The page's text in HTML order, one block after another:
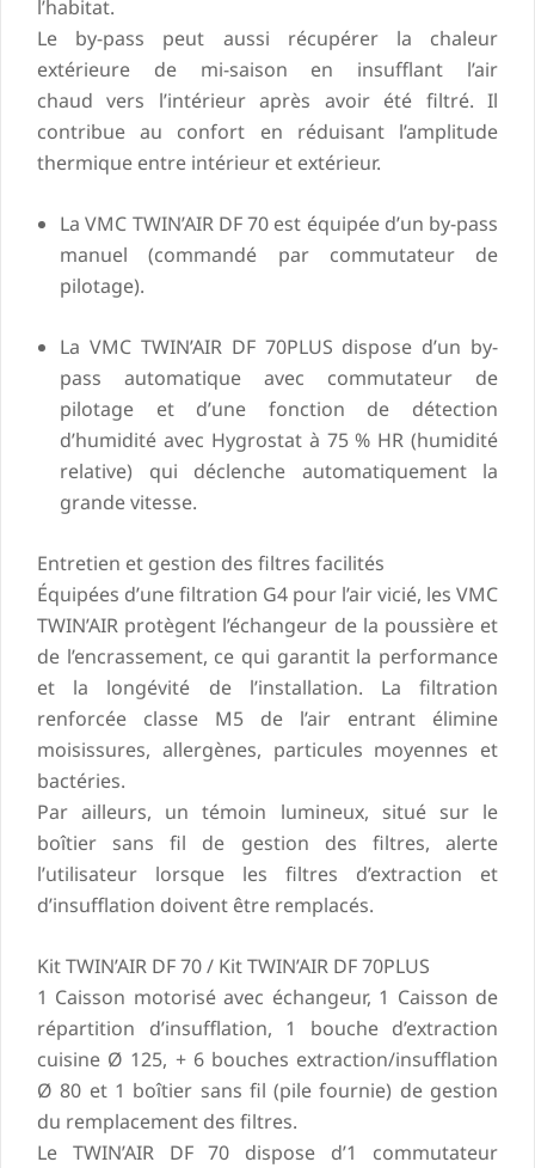
l’habitat.
Le by-pass peut aussi récupérer la chaleur
extérieure de mi-saison en insufflant l’air
chaud vers l’intérieur après avoir été filtré. Il
contribue au confort en réduisant l’amplitude
thermique entre intérieur et extérieur.
La VMC TWIN’AIR DF 70 est équipée d’un by-pass
manuel (commandé par commutateur de
pilotage).
La VMC TWIN’AIR DF 70PLUS dispose d’un by-
pass automatique avec commutateur de
pilotage et d’une fonction de détection
d’humidité avec Hygrostat à 75 % HR (humidité
relative) qui déclenche automatiquement la
grande vitesse.
Entretien et gestion des filtres facilités
Équipées d’une filtration G4 pour l’air vicié, les VMC
TWIN’AIR protègent l’échangeur de la poussière et
de l’encrassement, ce qui garantit la performance
et la longévité de l’installation. La filtration
renforcée classe M5 de l’air entrant élimine
moisissures, allergènes, particules moyennes et
bactéries.
Par ailleurs, un témoin lumineux, situé sur le
boîtier sans fil de gestion des filtres, alerte
l’utilisateur lorsque les filtres d’extraction et
d’insufflation doivent être remplacés.
Kit TWIN’AIR DF 70 / Kit TWIN’AIR DF 70PLUS
1 Caisson motorisé avec échangeur, 1 Caisson de
répartition d’insufflation, 1 bouche d’extraction
cuisine Ø 125, + 6 bouches extraction/insufflation
Ø 80 et 1 boîtier sans fil (pile fournie) de gestion
du remplacement des filtres.
Le TWIN’AIR DF 70 dispose d’1 commutateur